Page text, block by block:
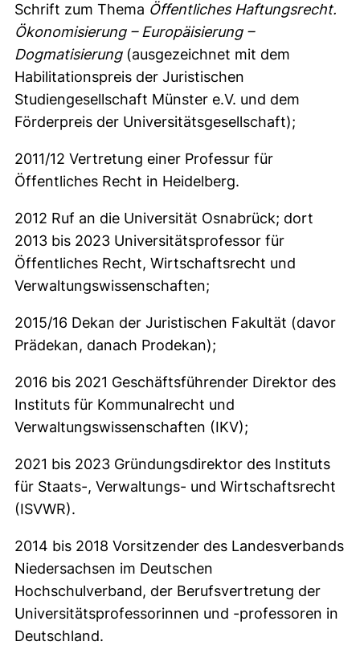
Schrift zum Thema Öffentliches Haftungsrecht.
Ökonomisierung – Europäisierung –
Dogmatisierung(ausgezeichnet mit dem
Habilitationspreis der Juristischen
Studiengesellschaft Münster e.V. und dem
Förderpreis der Universitätsgesellschaft);
2011/12 Vertretung einer Professur für
Öffentliches Recht in Heidelberg.
2012 Ruf an die Universität Osnabrück; dort
2013 bis 2023 Universitätsprofessor für
Öffentliches Recht, Wirtschaftsrecht und
Verwaltungswissenschaften;
2015/16 Dekan der Juristischen Fakultät (davor
Prädekan, danach Prodekan);
2016 bis 2021 Geschäftsführender Direktor des
Instituts für Kommunalrecht und
Verwaltungswissenschaften (IKV);
2021 bis 2023 Gründungsdirektor des Instituts
für Staats-, Verwaltungs- und Wirtschaftsrecht
(ISVWR).
2014 bis 2018 Vorsitzender des Landesverbands
Niedersachsen im Deutschen
Hochschulverband, der Berufsvertretung der
Universitätsprofessorinnen und -professoren in
Deutschland.